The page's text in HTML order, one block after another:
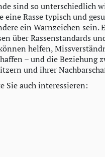
sind so unterschiedlich
eine Rasse typisch und
ein Warnzeichen sein.
über Rassenstandards
helfen,
– und die Beziehung
und ihrer
Sie auch interessieren: